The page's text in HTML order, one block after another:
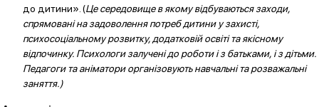
до дитини». (Це середовищев якому відбуваються заходи,
спрямовані на задоволення потреб дитини у захисті,
психосоціальному розвитку, додатковій освіті та якісному
відпочинку. Психологи залучені до роботи і з батьками, і з дітьми.
Педагоги та аніматори організовують навчальні та розважальні
заняття.)